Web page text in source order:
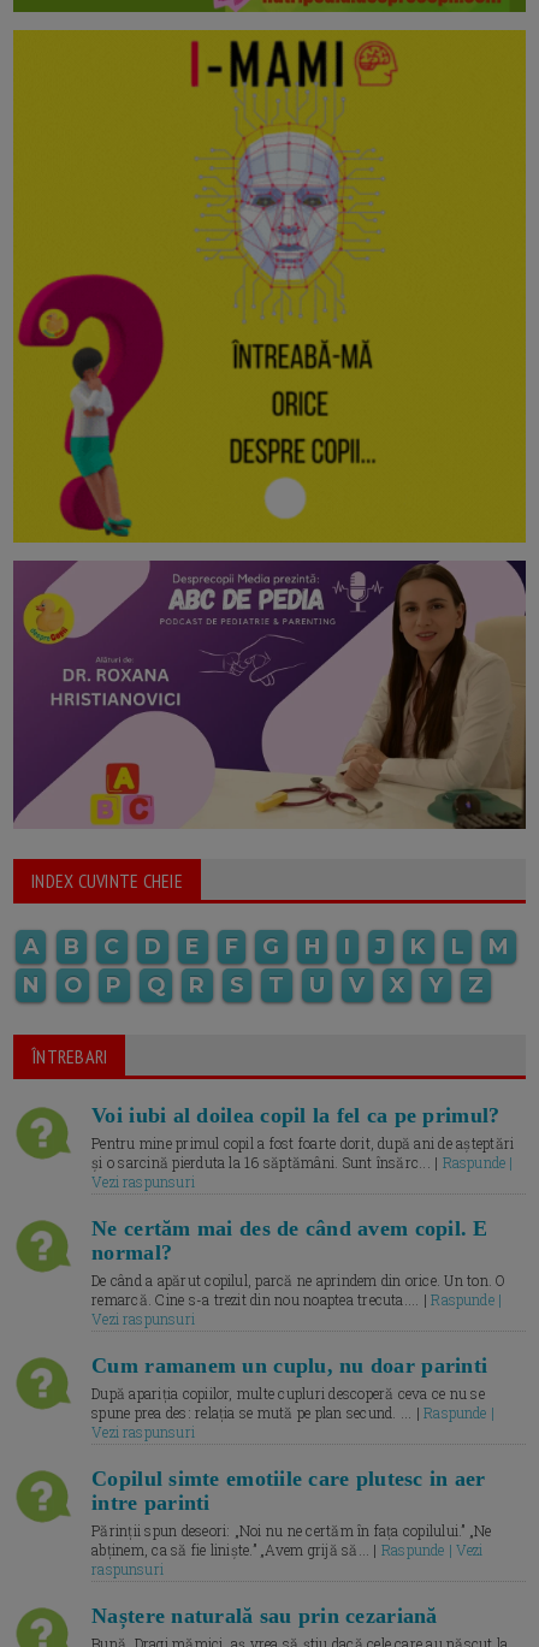
INDEX CUVINTE CHEIE
A B C D E F G H I J K L
M
N
O P Q R S T U V X Y Z
ÎNTREBARI
Voi iubi al doilea copil la fel ca pe primul?
Pentru mine primul copil a fost foarte dorit, după ani de așteptări
și o sarcină pierduta la 16 săptămâni. Sunt însărc... | Raspunde |
Vezi raspunsuri
Ne certăm mai des de când avem copil. E
normal?
De când a apărut copilul, parcă ne aprindem din orice. Un ton. O
remarcă. Cine s-a trezit din nou noaptea trecuta.... |Raspunde |
Vezi raspunsuri
Cum ramanem un cuplu, nu doar parinti
După apariția copiilor, multe cupluri descoperă ceva ce nu se
spune prea des: relația se mută pe plan secund. ... |Raspunde |
Vezi raspunsuri
Copilul simte emotiile care plutesc in aer
intre parinti
Părinții spun deseori: „Noi nu ne certăm în fața copilului.” „Ne
abținem, ca să fie liniște.” „Avem grijă să... | Raspunde | Vezi
raspunsuri
Naștere naturală sau prin cezariană